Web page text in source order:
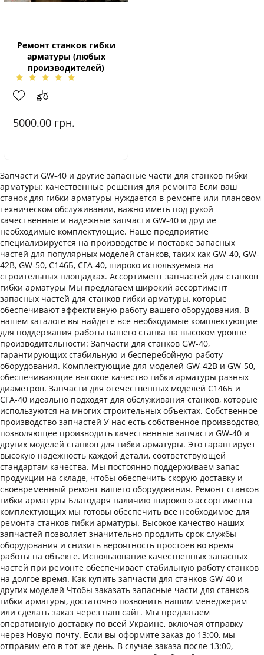
Ремонт станков гибки
арматуры (любых
производителей)
5000.00 грн.
Запчасти GW-40 и другие запасные части для станков гибки
арматуры: качественные решения для ремонта Если ваш
станок для гибки арматуры нуждается в ремонте или плановом
техническом обслуживании, важно иметь под рукой
качественные и надежные запчасти GW-40 и другие
необходимые комплектующие. Наше предприятие
специализируется на производстве и поставке запасных
частей для популярных моделей станков, таких как GW-40, GW-
42B, GW-50, С146Б, СГА-40, широко используемых на
строительных площадках. Ассортимент запчастей для станков
гибки арматуры Мы предлагаем широкий ассортимент
запасных частей для станков гибки арматуры, которые
обеспечивают эффективную работу вашего оборудования. В
нашем каталоге вы найдете все необходимые комплектующие
для поддержания работы вашего станка на высоком уровне
производительности: Запчасти для станков GW-40,
гарантирующих стабильную и бесперебойную работу
оборудования. Комплектующие для моделей GW-42B и GW-50,
обеспечивающие высокое качество гибки арматуры разных
диаметров. Запчасти для отечественных моделей С146Б и
СГА-40 идеально подходят для обслуживания станков, которые
используются на многих строительных объектах. Собственное
производство запчастей У нас есть собственное производство,
позволяющее производить качественные запчасти GW-40 и
других моделей станков для гибки арматуры. Это гарантирует
высокую надежность каждой детали, соответствующей
стандартам качества. Мы постоянно поддерживаем запас
продукции на складе, чтобы обеспечить скорую доставку и
своевременный ремонт вашего оборудования. Ремонт станков
гибки арматуры Благодаря наличию широкого ассортимента
комплектующих мы готовы обеспечить все необходимое для
ремонта станков гибки арматуры. Высокое качество наших
запчастей позволяет значительно продлить срок службы
оборудования и снизить вероятность простоев во время
работы на объекте. Использование качественных запасных
частей при ремонте обеспечивает стабильную работу станков
на долгое время. Как купить запчасти для станков GW-40 и
других моделей Чтобы заказать запасные части для станков
гибки арматуры, достаточно позвонить нашим менеджерам
или сделать заказ через наш сайт. Мы предлагаем
оперативную доставку по всей Украине, включая отправку
через Новую почту. Если вы оформите заказ до 13:00, мы
отправим его в тот же день. В случае заказа после 13:00,